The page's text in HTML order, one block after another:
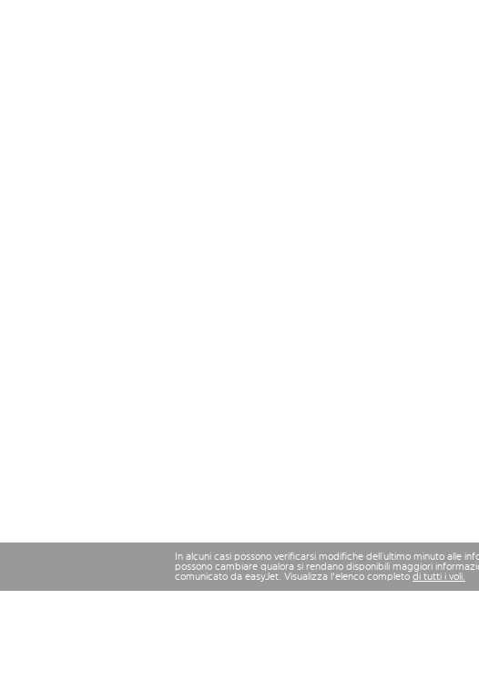
In alcuni casi possono verificarsi modifiche dell’ultimo minuto alle
possono cambiare qualora si rendano disponibili maggiori
comunicato da easyJet. Visualizza l'elenco completo di tutti i voli.